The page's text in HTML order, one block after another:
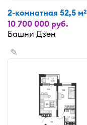
2-комнатная 52,5 м2
10 700 000 руб.
Башни Дзен
✎